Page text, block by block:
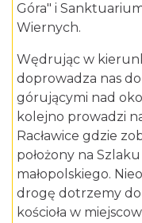
Góra" i
Wiernych.
Wędrując w
doprowadza nas
górującymi nad
kolejno prowadzi
Racławice gdzie
położony na
małopolskiego.
drogę dotrzemy
kościoła w